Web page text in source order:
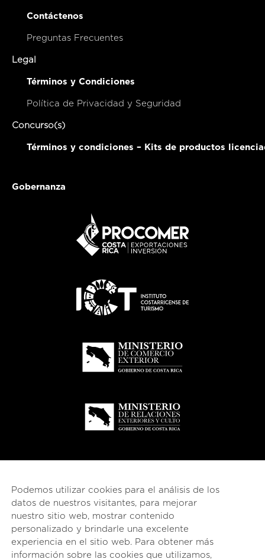
Contáctenos
Preguntas Frecuentes
Legal
Términos y Condiciones
Política de Privacidad y Seguridad
Concurso(s)
Términos y condiciones – Kits de productos
Gobernanza
Podemos utilizar cookies para el análisis de los
datos de nuestros visitantes, para mejorar
nuestro sitio web, mostrar contenido
personalizado y brindarle una excelente
experiencia en el sitio web. Para obtener más
información sobre las cookies que utilizamos,